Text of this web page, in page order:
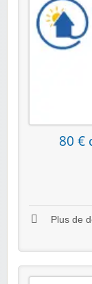
80 €
Plus de